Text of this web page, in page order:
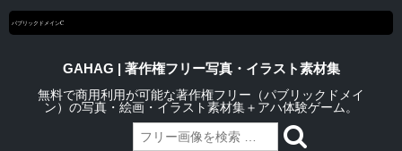
パブリックドメインC
GAHAG | 著作権フリー写真・イラスト素材集
無料で商用利用が可能な著作権フリー（パブリックドメイ
ン）の写真・絵画・イラスト素材集＋アハ体験ゲーム。